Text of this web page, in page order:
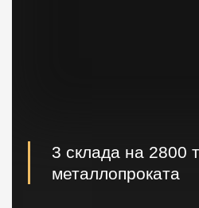
3 склада на 2800
металлопроката